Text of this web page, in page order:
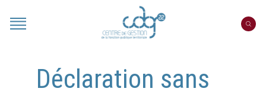
CDG
Déclaration sans